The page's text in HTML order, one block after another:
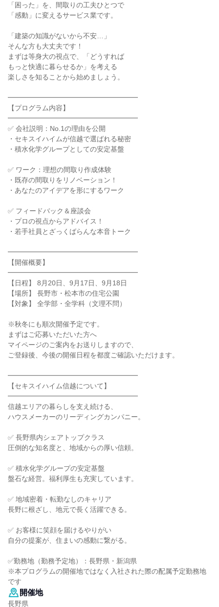
「困った」を、間取りの工夫ひとつで
「感動」に変えるサービス業です。
「建築の知識がないから不安…」
そんな方も大丈夫です！
まずは等身大の視点で、「どうすれば
もっと快適に暮らせるか」を考える
楽しさを知ることから始めましょう。
━━━━━━━━━━━━━━━━━━━
【プログラム内容】
━━━━━━━━━━━━━━━━━━━
✅ 会社説明：No.1の理由を公開
・セキスイハイムが信越で選ばれる秘密
・積水化学グループとしての安定基盤
✅ ワーク：理想の間取り作成体験
・既存の間取りをリノベーション！
・あなたのアイデアを形にするワーク
✅ フィードバック＆座談会
・プロの視点からアドバイス！
・若手社員とざっくばらんな本音トーク
━━━━━━━━━━━━━━━━━━━
【開催概要】
━━━━━━━━━━━━━━━━━━━
【日程】 8月20日、9月17日、9月18日
【場所】 長野市・松本市の住宅公園
【対象】 全学部・全学科（文理不問）
※秋冬にも順次開催予定です。
まずはご応募いただいた方へ
マイページのご案内をお送りしますので、
ご登録後、今後の開催日程を都度ご確認いただけます。
━━━━━━━━━━━━━━━━━━━
【セキスイハイム信越について】
━━━━━━━━━━━━━━━━━━━
信越エリアの暮らしを支え続ける、
ハウスメーカーのリーディングカンパニー。
✅ 長野県内シェアトップクラス
圧倒的な知名度と、地域からの厚い信頼。
✅ 積水化学グループの安定基盤
盤石な経営。福利厚生も充実しています。
✅ 地域密着・転勤なしのキャリア
長野に根ざし、地元で長く活躍できる。
✅ お客様に笑顔を届けるやりがい
自分の提案が、住まいの感動に繋がる。
✅勤務地（勤務予定地）：長野県・新潟県
※本プログラムの開催地ではなく入社された際の配属予定勤務地
です
開催地
長野県